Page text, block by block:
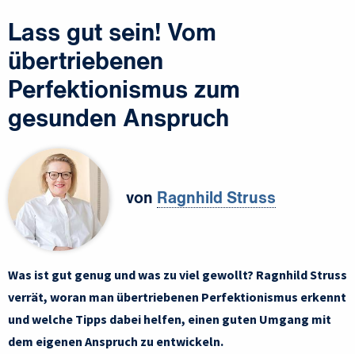
Lass gut sein! Vom
übertriebenen
Perfektionismus zum
gesunden Anspruch
von Ragnhild Struss
Was ist gut genug und was zu viel gewollt? Ragnhild Struss
verrät, woran man übertriebenen Perfektionismus erkennt
und welche Tipps dabei helfen, einen guten Umgang mit
dem eigenen Anspruch zu entwickeln.